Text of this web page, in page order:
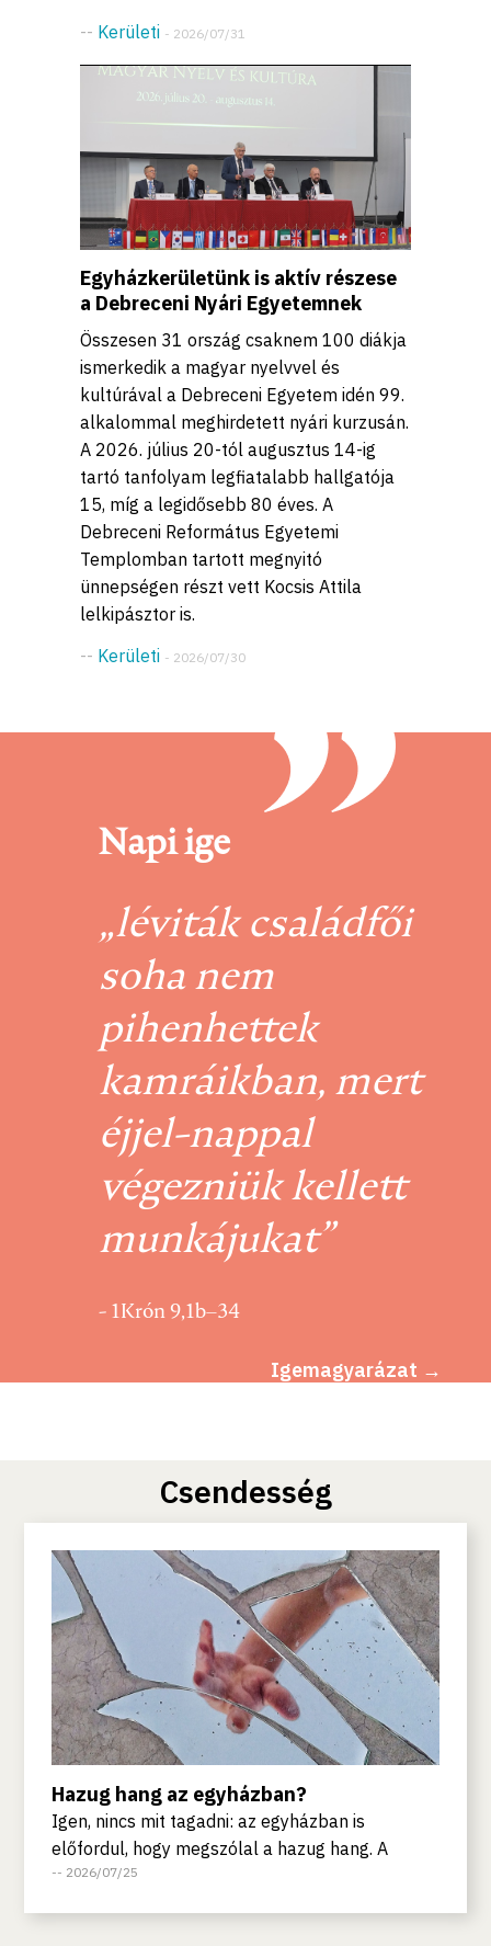
-- Kerületi - 2026/07/31
Egyházkerületünk is aktív részese
a Debreceni Nyári Egyetemnek
Összesen 31 ország csaknem 100 diákja
ismerkedik a magyar nyelvvel és
kultúrával a Debreceni Egyetem idén 99.
alkalommal meghirdetett nyári kurzusán.
A 2026. július 20-tól augusztus 14-ig
tartó tanfolyam legfiatalabb hallgatója
15, míg a legidősebb 80 éves. A
Debreceni Református Egyetemi
Templomban tartott megnyitó
ünnepségen részt vett Kocsis Attila
lelkipásztor is.
-- Kerületi - 2026/07/30
Napi ige
„léviták családfői
soha nem
pihenhettek
kamráikban, mert
éjjel-nappal
végezniük kellett
munkájukat”
- 1Krón 9,1b–34
Igemagyarázat →
Csendesség
Hazug hang az egyházban?
Igen, nincs mit tagadni: az egyházban is
előfordul, hogy megszólal a hazug hang. A
beszéd sokszor méltatlan eszközzé válik. Mikor
-- 2026/07/25